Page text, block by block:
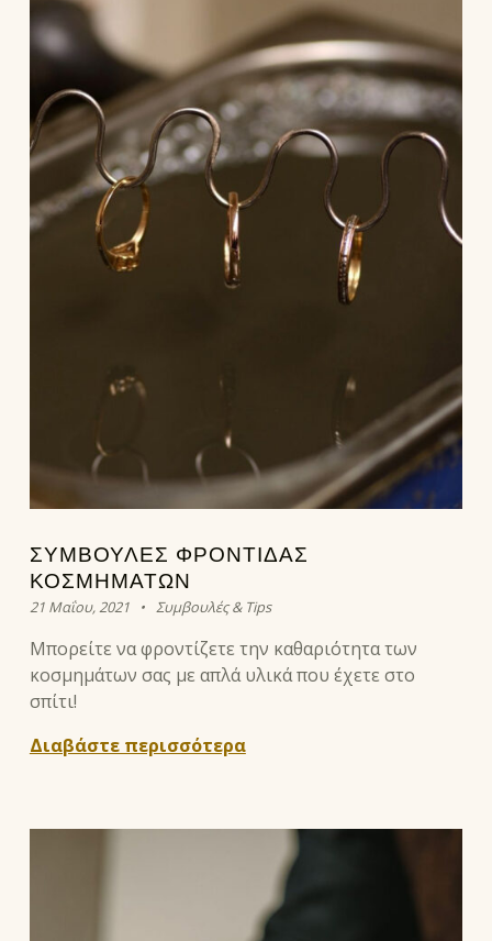
ΣΥΜΒΟΥΛΕΣ ΦΡΟΝΤΙΔΑΣ
ΚΟΣΜΗΜΑΤΩΝ
Posted on:
21 Μαΐου, 2021 Written by:
eleni
Categorized in:
Συμβουλές & Tips
Μπορείτε να φροντίζετε την καθαριότητα των
κοσμημάτων σας με απλά υλικά που έχετε στο
σπίτι!
Διαβάστε περισσότερα